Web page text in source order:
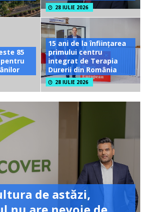
28 IULIE 2026
85
15 ani de la înființarea
primului centru
integrat de Terapia
Durerii din România
28 IULIE 2026
de astăzi,